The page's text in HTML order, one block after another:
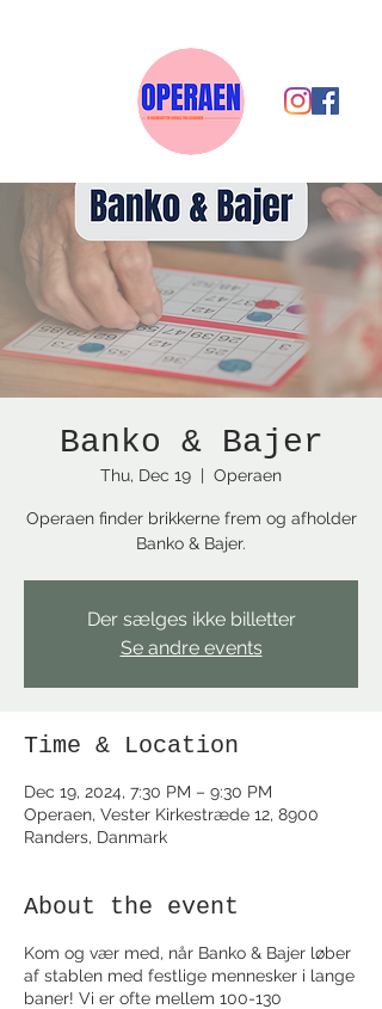
Banko & Bajer
Thu, Dec 19
  |
Operaen
Operaen finder brikkerne frem og afholder
Banko & Bajer.
Der sælges ikke billetter
Se andre events
Time & Location
Dec 19, 2024, 7:30 PM – 9:30 PM
Operaen, Vester Kirkestræde 12, 8900
Randers, Danmark
About the event
Kom og vær med, når Banko & Bajer løber
af stablen med festlige mennesker i lange
baner! Vi er ofte mellem 100-130